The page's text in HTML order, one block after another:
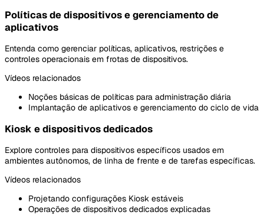
Políticas de dispositivos e gerenciamento de
aplicativos
Entenda como gerenciar políticas, aplicativos, restrições e
controles operacionais em frotas de dispositivos.
Vídeos relacionados
Noções básicas de políticas para administração diária
Implantação de aplicativos e gerenciamento do ciclo de vida
Kiosk e dispositivos dedicados
Explore controles para dispositivos específicos usados em
ambientes autônomos, de linha de frente e de tarefas específicas.
Vídeos relacionados
Projetando configurações Kiosk estáveis
Operações de dispositivos dedicados explicadas